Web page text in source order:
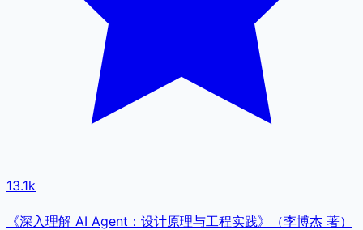
13.1k
《深入理解 AI Agent：设计原理与工程实践》（李博杰 著）